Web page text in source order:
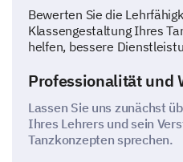
Bewerten Sie die
Klassengestaltung Ihres
helfen, bessere
Professionalität und
Lassen Sie uns zunächst
Ihres Lehrers und sein
Tanzkonzepten sprechen.